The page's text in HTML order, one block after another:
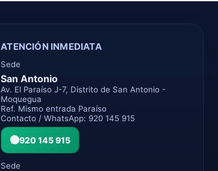
ATENCIÓN INMEDIATA
Sede
San Antonio
Av. El Paraíso J-7, Distrito de San Antonio -
Moquegua
Ref. Mismo entrada Paraíso
Contacto / WhatsApp: 920 145 915
920 145 915
Sede